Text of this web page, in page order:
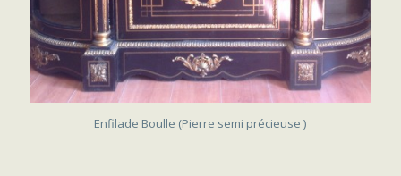
Enfilade Boulle (Pierre semi précieuse )